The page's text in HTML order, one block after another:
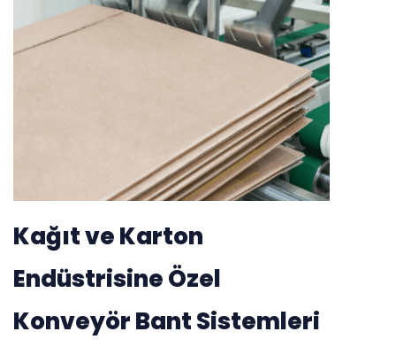
Kağıt ve Karton
Endüstrisine Özel
Konveyör Bant Sistemleri